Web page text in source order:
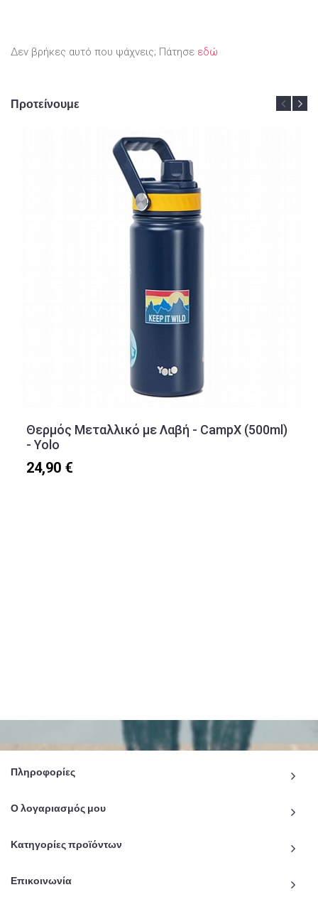
Δεν βρήκες αυτό που ψάχνεις; Πάτησε εδώ
Προτείνουμε
Θερμός Μεταλλικό με Λαβή - CampX (500ml)
- Yolo
24,90 €
Πληροφορίες
Ο λογαριασμός μου
Κατηγορίες προϊόντων
Επικοινωνία